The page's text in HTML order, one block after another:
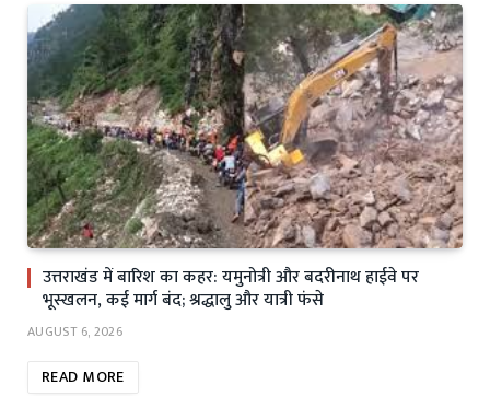
उत्तराखंड में बारिश का कहर: यमुनोत्री और बदरीनाथ हाईवे पर
भूस्खलन, कई मार्ग बंद; श्रद्धालु और यात्री फंसे
AUGUST 6, 2026
READ MORE